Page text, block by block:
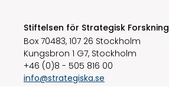
Stiftelsen för Strategisk Forskning
Box 70483, 107 26 Stockholm
Kungsbron 1 G7, Stockholm
+46 (0)8 - 505 816 00
info@strategiska.se